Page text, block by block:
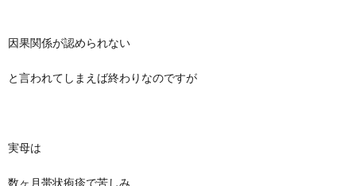
因果関係が認められない
と言われてしまえば終わりなのですが
実母は
数ヶ月帯状疱疹で苦しみ